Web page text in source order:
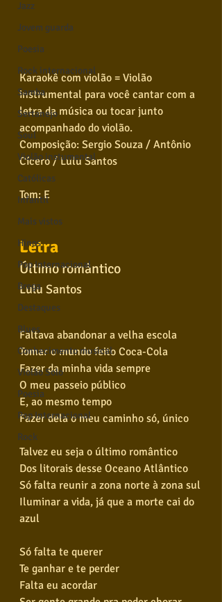
Jazz
Jovem guarda
Poesia
Rock internacional
Samba
Sertanejo
Soul
Violão instumental
Católicas
Infantil
Mais vistos
Hinos
Pop Internacional
Brega
Destaques
Blues
Conhecimento musical
Violão Solo
Poesia
Pop Internacional
Rock
Karaokê com violão = Violão
instrumental para você cantar com a
letra da música ou tocar junto
acompanhado do violão.
Composição: Sergio Souza / Antônio
Cí­cero / Lulu Santos
Tom: E
Letra
Último romântico
Lulu Santos
Faltava abandonar a velha escola
Tomar o mundo feito Coca-Cola
Fazer da minha vida sempre
O meu passeio público
E, ao mesmo tempo
Fazer dela o meu caminho só, único
Talvez eu seja o último romântico
Dos litorais desse Oceano Atlântico
Só falta reunir a zona norte à zona sul
Iluminar a vida, já que a morte cai do
azul
Só falta te querer
Te ganhar e te perder
Falta eu acordar